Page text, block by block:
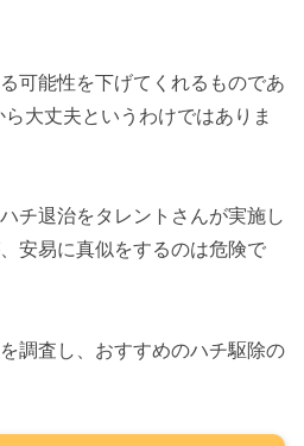
可能性を下げてくれるものであ
大丈夫というわけではありま
チ退治をタレントさんが実施し
安易に真似をするのは危険で
調査し、おすすめのハチ駆除の